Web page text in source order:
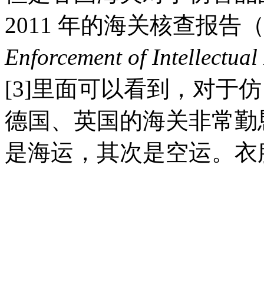
2011 年的海关核查报告（
Enforcement of
[3]里面可以看到，对于
德国、英国的海关非常
是海运，其次是空运。